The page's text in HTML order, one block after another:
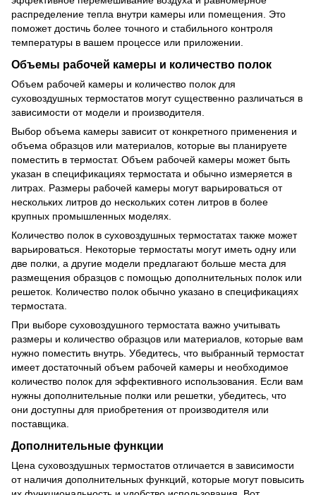
распределение тепла внутри камеры или помещения. Это
поможет достичь более точного и стабильного контроля
температуры в вашем процессе или приложении.
Объемы рабочей камеры и количество полок
Объем рабочей камеры и количество полок для
суховоздушных термостатов могут существенно различаться в
зависимости от модели и производителя.
Выбор объема камеры зависит от конкретного применения и
объема образцов или материалов, которые вы планируете
поместить в термостат. Объем рабочей камеры может быть
указан в спецификациях термостата и обычно измеряется в
литрах. Размеры рабочей камеры могут варьироваться от
нескольких литров до нескольких сотен литров в более
крупных промышленных моделях.
Количество полок в суховоздушных термостатах также может
варьироваться. Некоторые термостаты могут иметь одну или
две полки, а другие модели предлагают больше места для
размещения образцов с помощью дополнительных полок или
решеток. Количество полок обычно указано в спецификациях
термостата.
При выборе суховоздушного термостата важно учитывать
размеры и количество образцов или материалов, которые вам
нужно поместить внутрь. Убедитесь, что выбранный термостат
имеет достаточный объем рабочей камеры и необходимое
количество полок для эффективного использования. Если вам
нужны дополнительные полки или решетки, убедитесь, что
они доступны для приобретения от производителя или
поставщика.
Дополнительные функции
Цена суховоздушных термостатов отличается в зависимости
от наличия дополнительных функций, которые могут повысить